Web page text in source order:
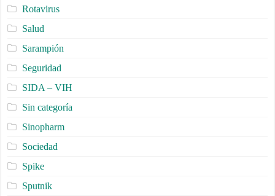
Rotavirus
Salud
Sarampión
Seguridad
SIDA – VIH
Sin categoría
Sinopharm
Sociedad
Spike
Sputnik